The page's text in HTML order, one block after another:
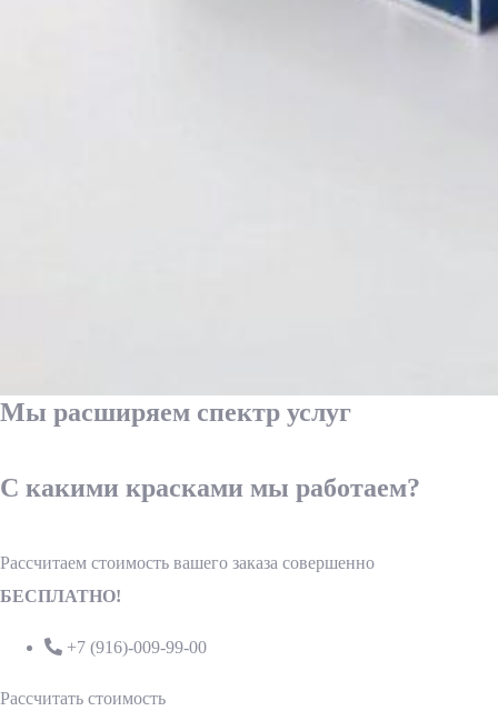
Мы расширяем спектр услуг
С какими красками мы работаем?
Рассчитаем стоимость вашего заказа совершенно
БЕСПЛАТНО!
+7 (916)-009-99-00
Рассчитать стоимость